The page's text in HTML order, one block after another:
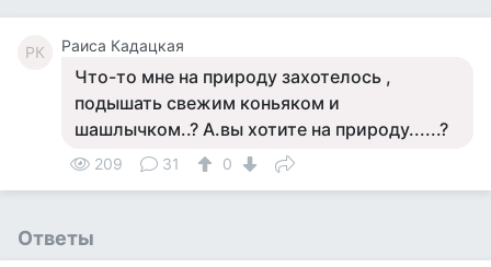
РК Раиса Кадацкая
Что-то мне на природу захотелось ,
подышать свежим коньяком и
шашлычком..? А.вы хотите на природу......?
209 31 0
Ответы